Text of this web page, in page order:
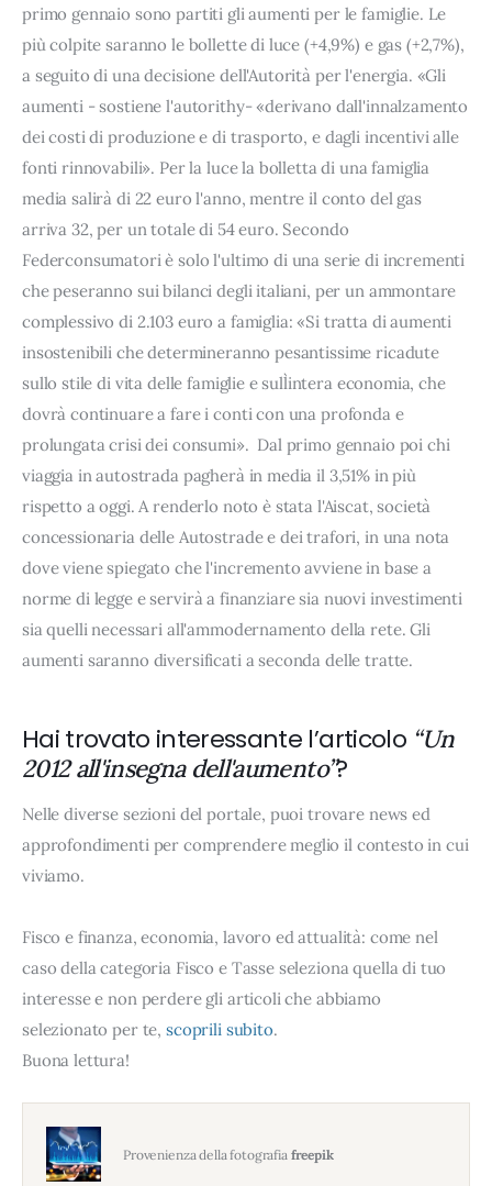
primo gennaio sono partiti gli aumenti per le famiglie. Le
più colpite saranno le bollette di luce (+4,9%) e gas (+2,7%),
a seguito di una decisione dell'Autorità per l'energia. «Gli
aumenti - sostiene l'autorithy- «derivano dall'innalzamento
dei costi di produzione e di trasporto, e dagli incentivi alle
fonti rinnovabili». Per la luce la bolletta di una famiglia
media salirà di 22 euro l'anno, mentre il conto del gas
arriva 32, per un totale di 54 euro. Secondo
Federconsumatori è solo l'ultimo di una serie di incrementi
che peseranno sui bilanci degli italiani, per un ammontare
complessivo di 2.103 euro a famiglia: «Si tratta di aumenti
insostenibili che determineranno pesantissime ricadute
sullo stile di vita delle famiglie e sull`intera economia, che
dovrà continuare a fare i conti con una profonda e
prolungata crisi dei consumi». Dal primo gennaio poi chi
viaggia in autostrada pagherà in media il 3,51% in più
rispetto a oggi. A renderlo noto è stata l'Aiscat, società
concessionaria delle Autostrade e dei trafori, in una nota
dove viene spiegato che l'incremento avviene in base a
norme di legge e servirà a finanziare sia nuovi investimenti
sia quelli necessari all'ammodernamento della rete. Gli
aumenti saranno diversificati a seconda delle tratte.
Hai trovato interessante l’articolo “Un
2012 all'insegna dell'aumento”?
Nelle diverse sezioni del portale, puoi trovare news ed
approfondimenti per comprendere meglio il contesto in cui
viviamo.
Fisco e finanza, economia, lavoro ed attualità: come nel
caso della categoria Fisco e Tasse seleziona quella di tuo
interesse e non perdere gli articoli che abbiamo
selezionato per te, scoprili subito.
Buona lettura!
Provenienza della fotografia freepik